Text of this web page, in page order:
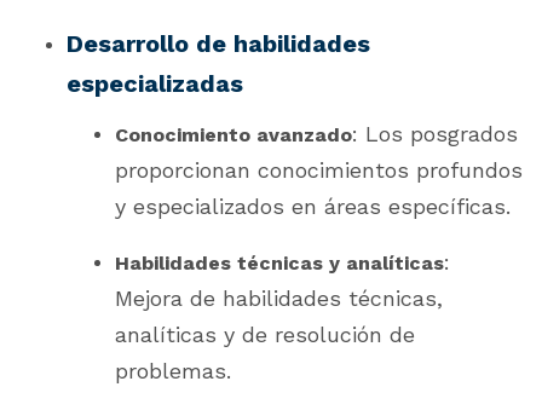
Desarrollo de habilidades
especializadas
Conocimiento avanzado: Los posgrados
proporcionan conocimientos profundos
y especializados en áreas específicas.
Habilidades técnicas y analíticas:
Mejora de habilidades técnicas,
analíticas y de resolución de
problemas.